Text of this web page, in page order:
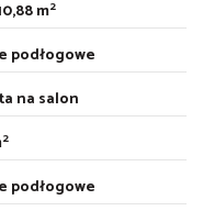
m2
podłogowe
na salon
2
podłogowe